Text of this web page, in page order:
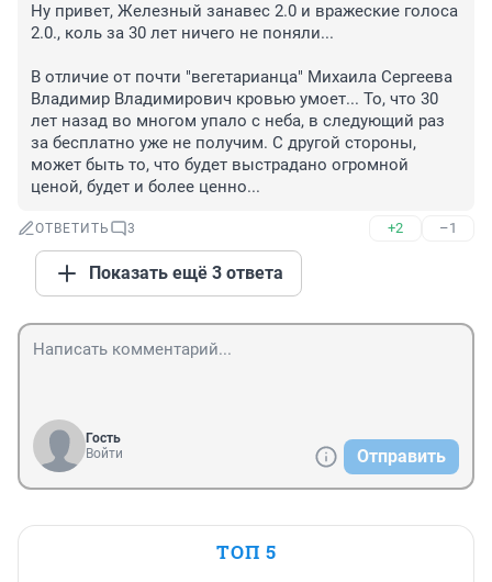
Ну привет, Железный занавес 2.0 и вражеские голоса
2.0., коль за 30 лет ничего не поняли...
В отличие от почти "вегетарианца" Михаила Сергеева
Владимир Владимирович кровью умоет... То, что 30
лет назад во многом упало с неба, в следующий раз
за бесплатно уже не получим. С другой стороны,
может быть то, что будет выстрадано огромной
ценой, будет и более ценно...
ОТВЕТИТЬ 3 +2 –1
Показать ещё 3 ответа
Гость
Войти
Отправить
ТОП 5